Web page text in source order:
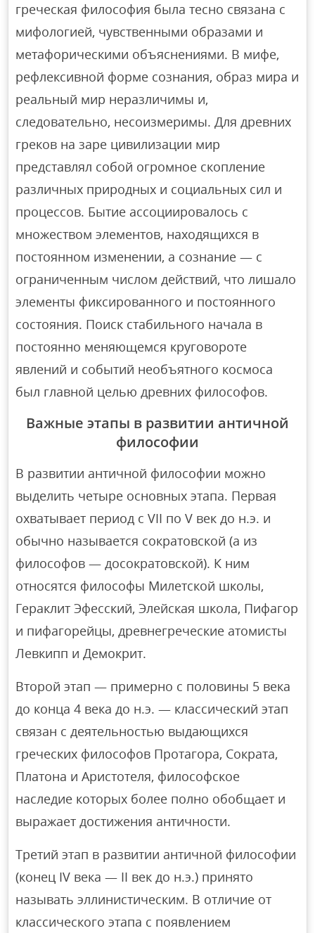
греческая философия была тесно связана с
мифологией, чувственными образами и
метафорическими объяснениями. В мифе,
рефлексивной форме сознания, образ мира и
реальный мир неразличимы и,
следовательно, несоизмеримы. Для древних
греков на заре цивилизации мир
представлял собой огромное скопление
различных природных и социальных сил и
процессов. Бытие ассоциировалось с
множеством элементов, находящихся в
постоянном изменении, а сознание — с
ограниченным числом действий, что лишало
элементы фиксированного и постоянного
состояния. Поиск стабильного начала в
постоянно меняющемся круговороте
явлений и событий необъятного космоса
был главной целью древних философов.
Важные этапы в развитии античной
философии
В развитии античной философии можно
выделить четыре основных этапа. Первая
охватывает период с VII по V век до н.э. и
обычно называется сократовской (а из
философов — досократовской). К ним
относятся философы Милетской школы,
Гераклит Эфесский, Элейская школа, Пифагор
и пифагорейцы, древнегреческие атомисты
Левкипп и Демокрит.
Второй этап — примерно с половины 5 века
до конца 4 века до н.э. — классический этап
связан с деятельностью выдающихся
греческих философов Протагора, Сократа,
Платона и Аристотеля, философское
наследие которых более полно обобщает и
выражает достижения античности.
Третий этап в развитии античной философии
(конец IV века — II век до н.э.) принято
называть эллинистическим. В отличие от
классического этапа с появлением